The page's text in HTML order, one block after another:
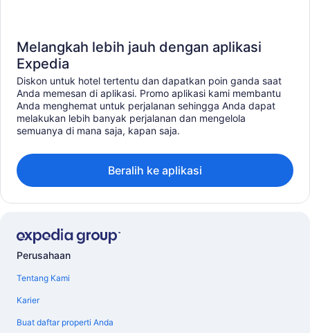
Melangkah lebih jauh dengan aplikasi
Expedia
Diskon untuk hotel tertentu dan dapatkan poin ganda saat
Anda memesan di aplikasi. Promo aplikasi kami membantu
Anda menghemat untuk perjalanan sehingga Anda dapat
melakukan lebih banyak perjalanan dan mengelola
semuanya di mana saja, kapan saja.
Beralih ke aplikasi
Perusahaan
Tentang Kami
Karier
Buat daftar properti Anda